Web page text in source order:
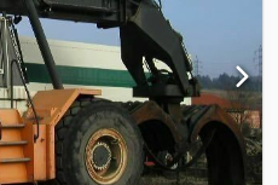
foto Dimensioni di trasporto
x 4.000 mm (con pneumatici)
ca. 9.000 x 2.500 x 1.000 mm
come nuovi Modifiche, vendita
riservati. La descrizione
generale del veicolo e non
della legge sulla vendita. Fa